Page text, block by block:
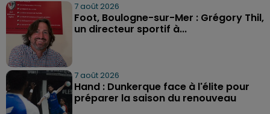
7 août 2026
Foot, Boulogne-sur-Mer : Grégory Thil,
un directeur sportif à...
7 août 2026
Hand : Dunkerque face à l'élite pour
préparer la saison du renouveau